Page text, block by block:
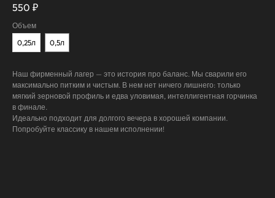
550 ₽
Объем
0,25л
0,5л
Наш фирменный лагер — это история про баланс. Мы сварили его
максимально питким и чистым. В нем нет ничего лишнего: только
мягкий зерновой профиль и едва уловимая, интеллигентная горчинка
в финале.
Идеально подходит для долгого вечера в хорошей компании.
Попробуйте классику в нашем исполнении!